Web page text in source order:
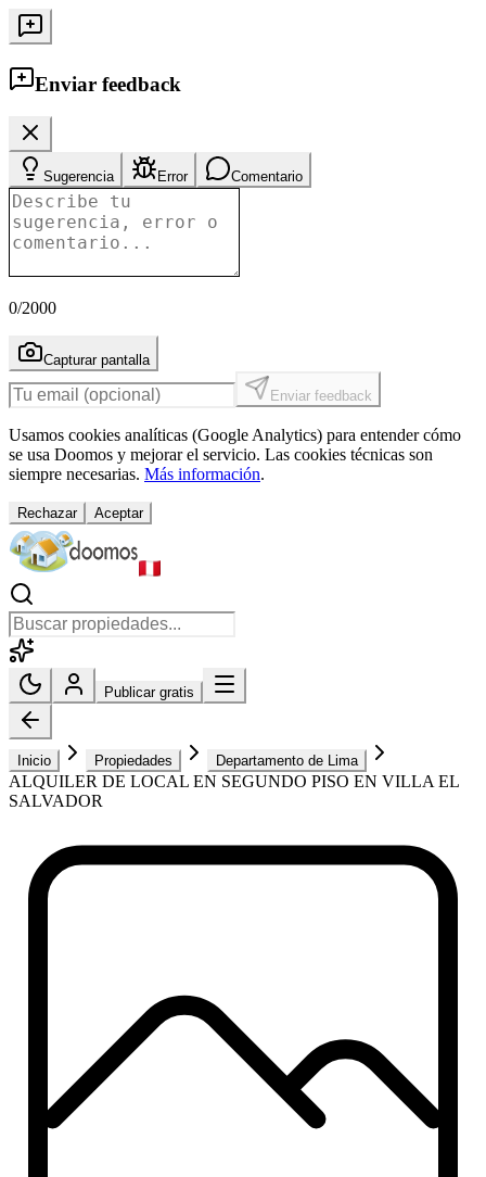
Enviar feedback
Sugerencia Error Comentario
0/2000
Capturar pantalla
Enviar feedback
Usamos cookies analíticas (Google Analytics) para entender cómo
se usa Doomos y mejorar el servicio. Las cookies técnicas son
siempre necesarias. Más información.
Rechazar Aceptar
Publicar gratis
Inicio Propiedades Departamento de Lima
ALQUILER DE LOCAL EN SEGUNDO PISO EN VILLA EL
SALVADOR